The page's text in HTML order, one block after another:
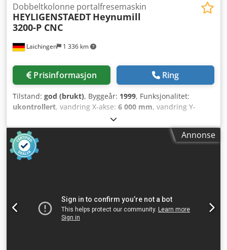
Laichingen 1 336 km
Dobbeltkolonne portalfresemaskin
HEYLIGENSTAEDT Heynumill
3200-P CNC
Prisinformasjon Ring
Tilstand: god (brukt), Byggeår: 1999, Funksjonalitet:
ukontrollert, vandring X-akse: 6 000 mm, vandring Y-
, bevegelsesavstand Z-akse:
total lengde:13 000 mm, bordlengde:5 000 mm,
bordbredde:
8 000 mm
spindelhastighet (min.):
mm, bordbelastning:
3200-P i tung portalkonstruksjon med fast tverrbjelke for
bearbeiding av store og tunge arbeidsstykker. Stort
arbeidsområde med vandringsbaner på X 6 000 mm / Y 5
Annonse